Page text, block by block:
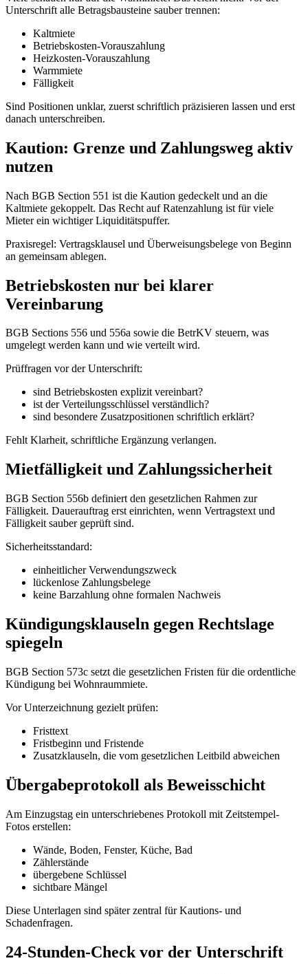
Unterschrift alle Betragsbausteine sauber trennen:
Kaltmiete
Betriebskosten-Vorauszahlung
Heizkosten-Vorauszahlung
Warmmiete
Fälligkeit
Sind Positionen unklar, zuerst schriftlich präzisieren lassen und erst
danach unterschreiben.
Kaution: Grenze und Zahlungsweg aktiv
nutzen
Nach BGB Section 551 ist die Kaution gedeckelt und an die
Kaltmiete gekoppelt. Das Recht auf Ratenzahlung ist für viele
Mieter ein wichtiger Liquiditätspuffer.
Praxisregel: Vertragsklausel und Überweisungsbelege von Beginn
an gemeinsam ablegen.
Betriebskosten nur bei klarer
Vereinbarung
BGB Sections 556 und 556a sowie die BetrKV steuern, was
umgelegt werden kann und wie verteilt wird.
Prüffragen vor der Unterschrift:
sind Betriebskosten explizit vereinbart?
ist der Verteilungsschlüssel verständlich?
sind besondere Zusatzpositionen schriftlich erklärt?
Fehlt Klarheit, schriftliche Ergänzung verlangen.
Mietfälligkeit und Zahlungssicherheit
BGB Section 556b definiert den gesetzlichen Rahmen zur
Fälligkeit. Dauerauftrag erst einrichten, wenn Vertragstext und
Fälligkeit sauber geprüft sind.
Sicherheitsstandard:
einheitlicher Verwendungszweck
lückenlose Zahlungsbelege
keine Barzahlung ohne formalen Nachweis
Kündigungsklauseln gegen Rechtslage
spiegeln
BGB Section 573c setzt die gesetzlichen Fristen für die ordentliche
Kündigung bei Wohnraummiete.
Vor Unterzeichnung gezielt prüfen:
Fristtext
Fristbeginn und Fristende
Zusatzklauseln, die vom gesetzlichen Leitbild abweichen
Übergabeprotokoll als Beweisschicht
Am Einzugstag ein unterschriebenes Protokoll mit Zeitstempel-
Fotos erstellen:
Wände, Boden, Fenster, Küche, Bad
Zählerstände
übergebene Schlüssel
sichtbare Mängel
Diese Unterlagen sind später zentral für Kautions- und
Schadenfragen.
24-Stunden-Check vor der Unterschrift